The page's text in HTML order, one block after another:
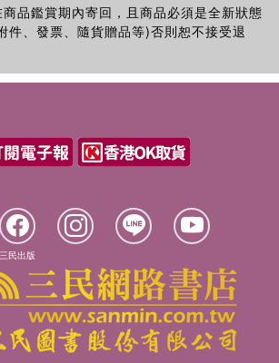
品鑑賞期內寄回，且商品必須是全新狀態
件、發票、隨貨贈品等)否則恕不接受退
三民出版